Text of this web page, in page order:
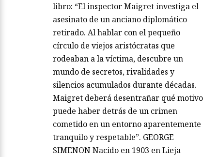
libro: “El inspector Maigret investiga el
asesinato de un anciano diplomático
retirado. Al hablar con el pequeño
círculo de viejos aristócratas que
rodeaban a la víctima, descubre un
mundo de secretos, rivalidades y
silencios acumulados durante décadas.
Maigret deberá desentrañar qué motivo
puede haber detrás de un crimen
cometido en un entorno aparentemente
tranquilo y respetable”. GEORGE
SIMENON Nacido en 1903 en Lieja